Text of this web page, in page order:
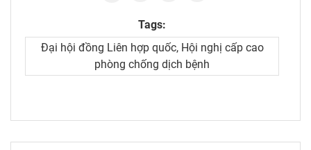
Tags:
Đại hội đồng Liên hợp quốc, Hội nghị cấp cao
phòng chống dịch bệnh